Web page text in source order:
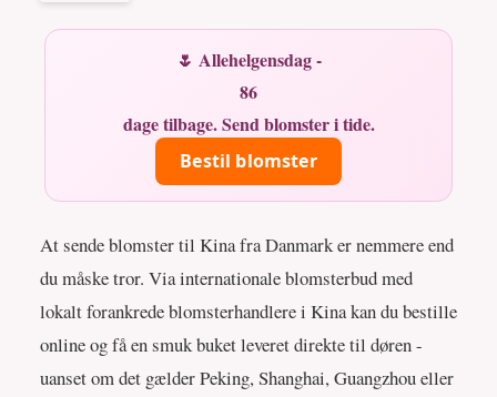
🌷 Allehelgensdag -
86
dage tilbage. Send blomster i tide.
Bestil blomster
At sende blomster til Kina fra Danmark er nemmere end
du måske tror. Via internationale blomsterbud med
lokalt forankrede blomsterhandlere i Kina kan du bestille
online og få en smuk buket leveret direkte til døren -
uanset om det gælder Peking, Shanghai, Guangzhou eller